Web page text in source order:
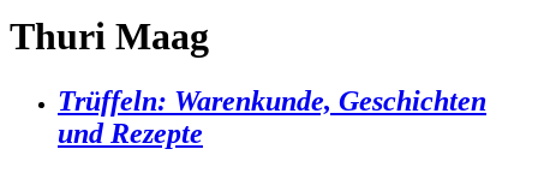
Thuri Maag
Trüffeln: Warenkunde, Geschichten
und Rezepte